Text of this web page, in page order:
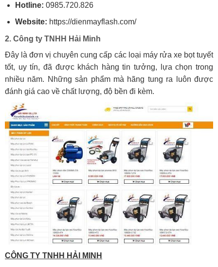
Hotline: 0985.720.826
Website: https://dienmayflash.com/
2. Công ty TNHH Hải Minh
Đây là đơn vị chuyên cung cấp các loại máy rửa xe bọt tuyết
tốt, uy tín, đã được khách hàng tin tưởng, lựa chọn trong
nhiều năm. Những sản phẩm mà hãng tung ra luôn được
đánh giá cao về chất lượng, độ bền đi kèm.
CÔNG TY TNHH HẢI MINH